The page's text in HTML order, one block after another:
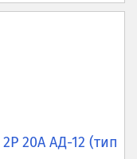
20А АД-12 (тип